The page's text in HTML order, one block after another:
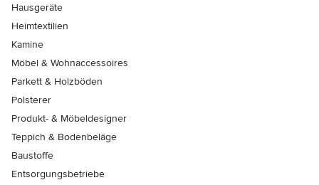
Hausgeräte
Heimtextilien
Kamine
Möbel & Wohnaccessoires
Parkett & Holzböden
Polsterer
Produkt- & Möbeldesigner
Teppich & Bodenbeläge
Baustoffe
Entsorgungsbetriebe